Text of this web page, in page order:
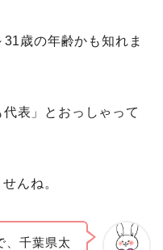
歳の年齢かも知れま
表」とおっしゃって
んね。
、千葉県太